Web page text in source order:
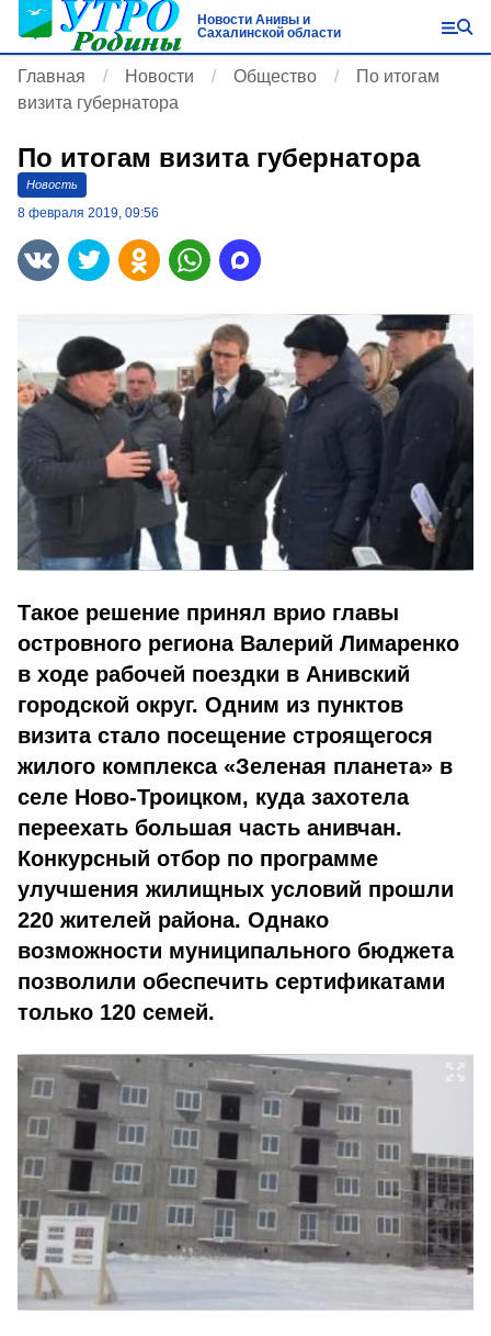
Новости Анивы и
Сахалинской области
Главная Новости Общество
По итогам
визита губернатора
По итогам визита губернатора
Новость
8 февраля 2019, 09:56
Такое решение принял врио главы
островного региона Валерий Лимаренко
в ходе рабочей поездки в Анивский
городской округ. Одним из пунктов
визита стало посещение строящегося
жилого комплекса «Зеленая планета» в
селе Ново-Троицком, куда захотела
переехать большая часть анивчан.
Конкурсный отбор по программе
улучшения жилищных условий прошли
220 жителей района. Однако
возможности муниципального бюджета
позволили обеспечить сертификатами
только 120 семей.